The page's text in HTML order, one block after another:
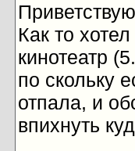
Как то
кинотеатр
по скольку
отпала, и
впихнуть